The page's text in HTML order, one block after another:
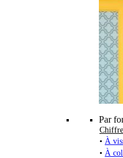
Par
• À
• À